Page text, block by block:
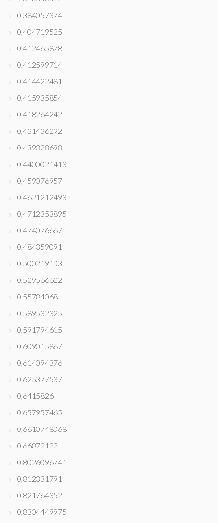
0,384057374
0,404719525
0,412465878
0,412599714
0,414422481
0,415935854
0,418264242
0,431436292
0,439328698
0,4400021413
0,459076957
0,4621212493
0,4712353895
0,474076667
0,484359091
0,500219103
0,529566622
0,55784068
0,589532325
0,591794615
0,609015867
0,614094376
0,625377537
0,6415826
0,657957465
0,6610748068
0,66872122
0,8026096741
0,812331791
0,821764352
0,8304449975